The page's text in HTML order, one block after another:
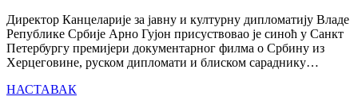
Директор Канцеларије за јавну и културну дипломатију Владе
Републике Србије Арно Гујон присуствовао је синоћ у Санкт
Петербургу премијери документарног филма о Србину из
Херцеговине, руском дипломати и блиском сараднику…
НАСТАВАК